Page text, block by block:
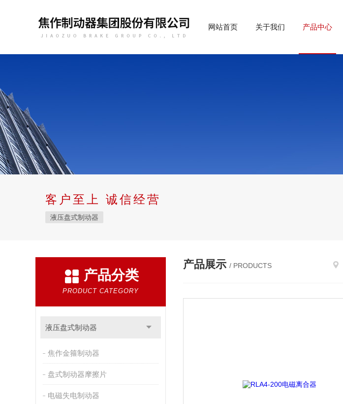
网站首页 关于我们 产品中心
客户至上 诚信经营
液压盘式制动器
产品分类
PRODUCT CATEGORY
液压盘式制动器
焦作金箍制动器
盘式制动器摩擦片
电磁失电制动器
产品展示 / PRODUCTS